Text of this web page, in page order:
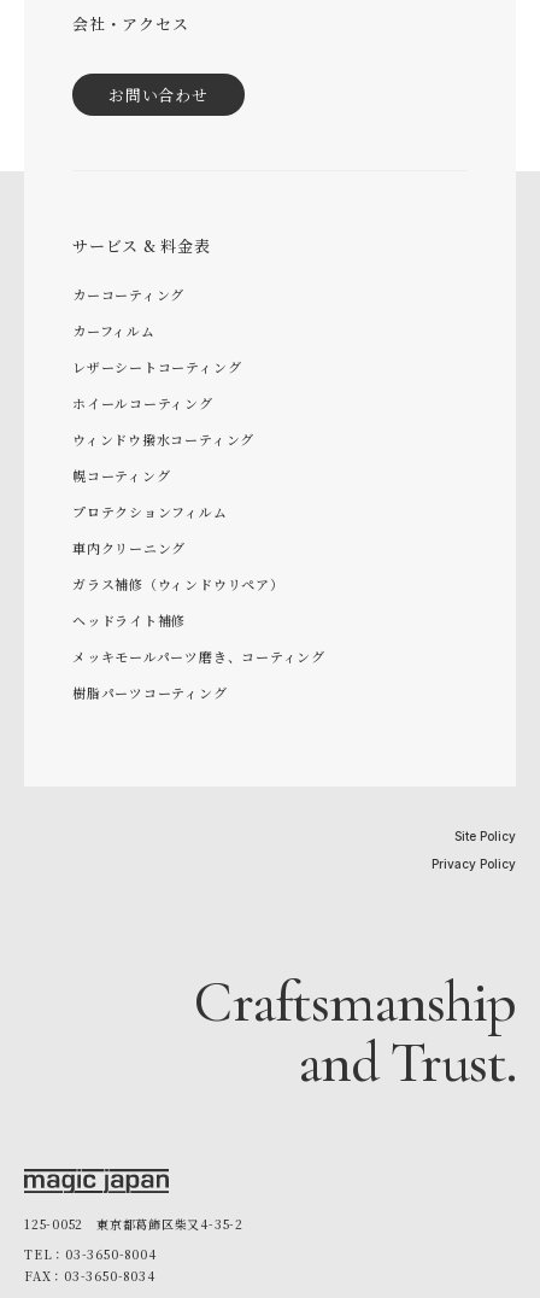
会社・アクセス
お問い合わせ
サービス & 料金表
カーコーティング
カーフィルム
レザーシートコーティング
ホイールコーティング
ウィンドウ撥水コーティング
幌コーティング
プロテクションフィルム
車内クリーニング
ガラス補修（ウィンドウリペア）
ヘッドライト補修
メッキモールパーツ磨き、コーティング
樹脂パーツコーティング
Site Policy
Privacy Policy
Craftsmanship
and Trust.
125-0052 東京都葛飾区柴又4-35-2
TEL：03-3650-8004
FAX：03-3650-8034